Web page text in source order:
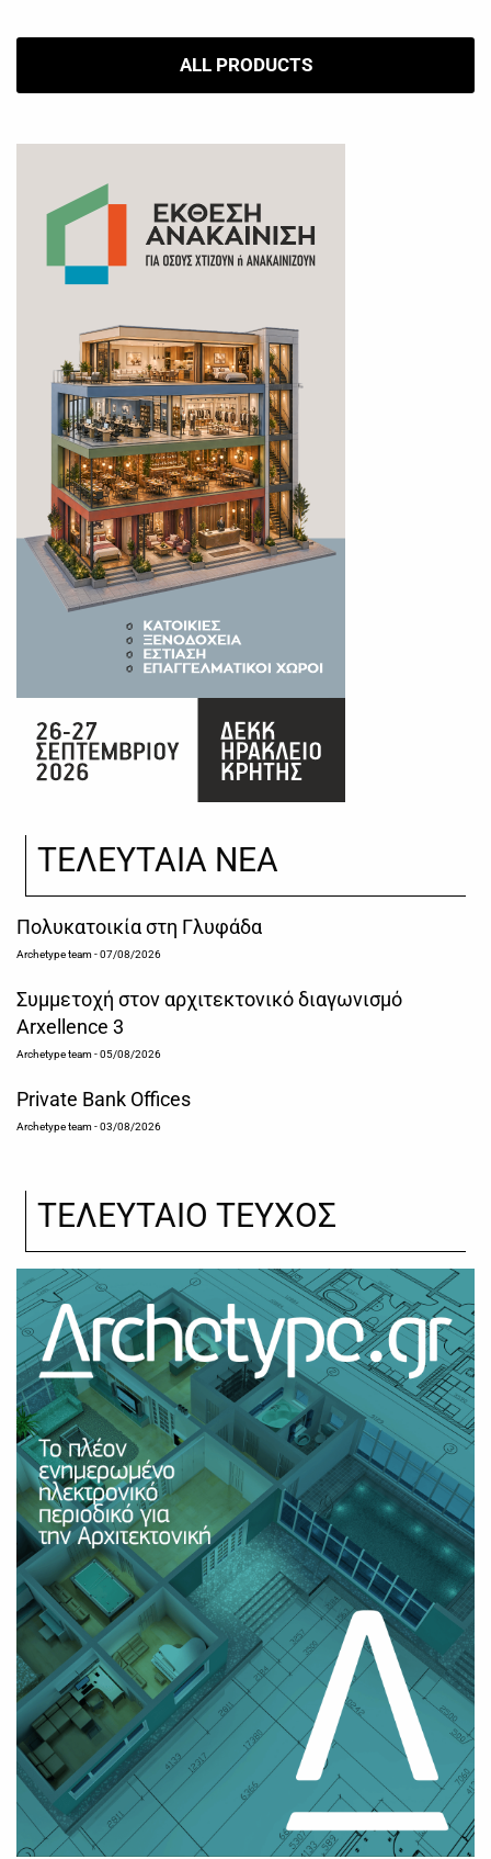
ALL PRODUCTS
ΤΕΛΕΥΤΑΙΑ ΝΕΑ
Πολυκατοικία στη Γλυφάδα
Archetype team- 07/08/2026
Συμμετοχή στον αρχιτεκτονικό διαγωνισμό
Arxellence 3
Archetype team- 05/08/2026
Private Bank Offices
Archetype team- 03/08/2026
ΤΕΛΕΥΤΑΙΟ ΤΕΥΧΟΣ